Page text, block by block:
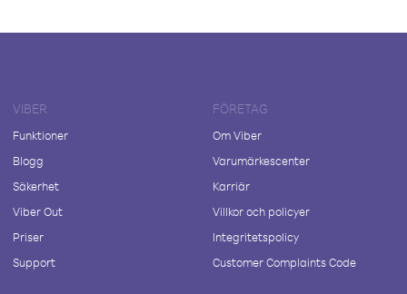
VIBER
Funktioner
Blogg
Säkerhet
Viber Out
Priser
Support
FÖRETAG
Om Viber
Varumärkescenter
Karriär
Villkor och policyer
Integritetspolicy
Customer Complaints Code